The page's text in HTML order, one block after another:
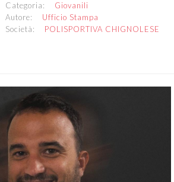
Categoria: Giovanili
Autore: Ufficio Stampa
Società: POLISPORTIVA CHIGNOLESE